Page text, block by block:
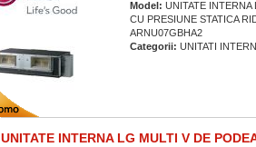
Model:UNITATE
CU PRESIUNE STATICA
ARNU07GBHA2
Categorii:UNITATI
UNITATE INTERNA LG MULTI V DE